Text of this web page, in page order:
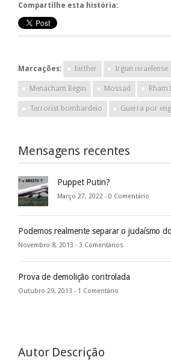
Compartilhe esta história:
Marcações: birther Irgun israelense
Menacham Begin Mossad Rham
Terrorist bombardeio Guerra por
Mensagens recentes
Puppet Putin?
Março 27, 2022 - 0 Comentário
Podemos realmente separar o judaísmo
Novembro 8, 2013 - 3 Comentários
Prova de demolição controlada
Outubro 29, 2013 - 1 Comentário
Autor Descrição